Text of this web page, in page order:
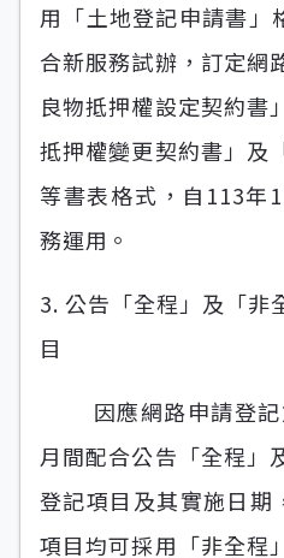
用「土地登記申請書」
合新服務試辦，訂定網
良物抵押權設定契約書
抵押權變更契約書」及
等書表格式，自113年
務運用。
3. 公告「全程」及「非
目
因應網路申請登記
月間配合公告「全程」
登記項目及其實施日期
項目均可採用「非全程